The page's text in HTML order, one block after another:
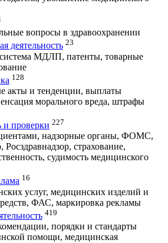
вопросы в здравоохранении
деятельность 23
МДЛП, патенты, товарные
128
акты и тенденции, выплаты
морального вреда, штрафы
и проверки 227
надзорные органы, ФОМС,
Росздравнадзор, страхование,
судимость медицинского
16
услуг, медицинских изделий и
ФАС, маркировка рекламы
419
порядки и стандарты
помощи, медицинская